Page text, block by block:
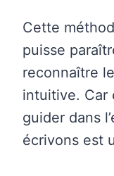
Cette
puisse
reconnaître
intuitive. Car
guider dans
écrivons est